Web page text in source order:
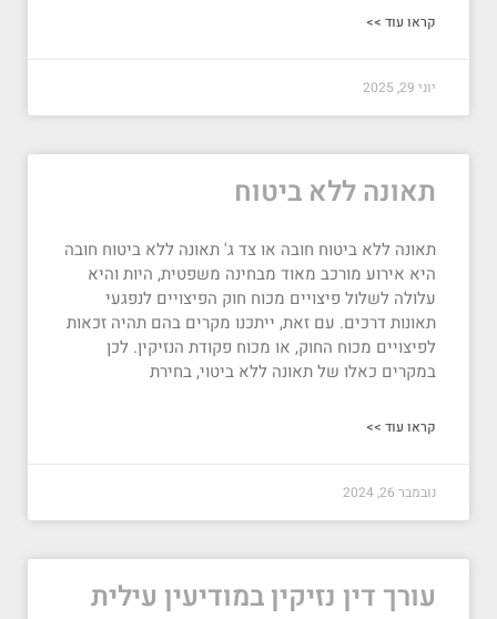
קראו עוד >>
יוני 29, 2025
תאונה ללא ביטוח
תאונה ללא ביטוח חובה או צד ג' תאונה ללא ביטוח חובה
היא אירוע מורכב מאוד מבחינה משפטית, היות והיא
עלולה לשלול פיצויים מכוח חוק הפיצויים לנפגעי
תאונות דרכים. עם זאת, ייתכנו מקרים בהם תהיה זכאות
לפיצויים מכוח החוק, או מכוח פקודת הנזיקין. לכן
במקרים כאלו של תאונה ללא ביטוי, בחירת
קראו עוד >>
נובמבר 26, 2024
עורך דין נזיקין במודיעין עילית